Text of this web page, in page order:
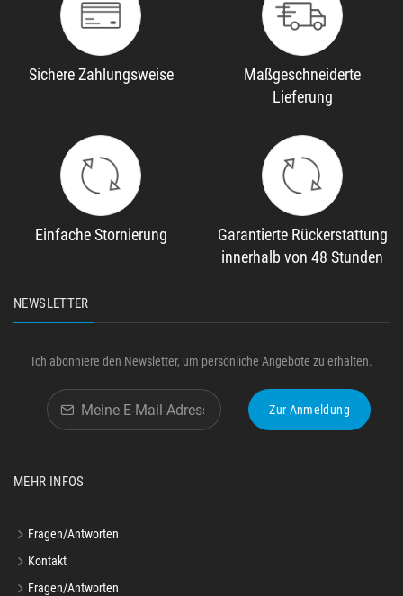
Sichere Zahlungsweise
Maßgeschneiderte
Lieferung
Einfache Stornierung
Garantierte Rückerstattung
innerhalb von 48 Stunden
NEWSLETTER
Ich abonniere den Newsletter, um persönliche Angebote zu erhalten.
Zur Anmeldung
MEHR INFOS
Fragen/Antworten
Kontakt
Fragen/Antworten